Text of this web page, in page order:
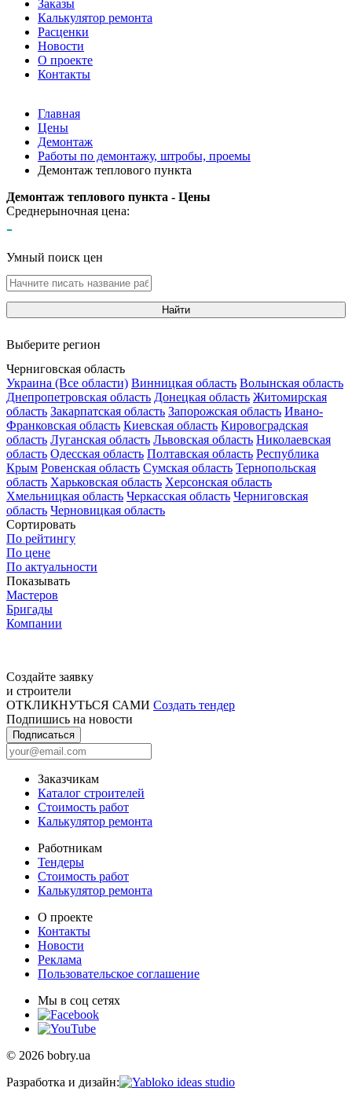
Заказы
Калькулятор ремонта
Расценки
Новости
О проекте
Контакты
Главная
Цены
Демонтаж
Работы по демонтажу, штробы, проемы
Демонтаж теплового пункта
Демонтаж теплового пункта - Цены
Среднерыночная цена:
-
Умный поиск цен
Найти
Выберите регион
Черниговская область
Украина (Все области) Винницкая область Волынская область
Днепропетровская область Донецкая область Житомирская
область Закарпатская область Запорожская область Ивано-
Франковская область Киевская область Кировоградская
область Луганская область Львовская область Николаевская
область Одесская область Полтавская область Республика
Крым Ровенская область Сумская область Тернопольская
область Харьковская область Херсонская область
Хмельницкая область Черкасская область Черниговская
область Черновицкая область
Сортировать
По рейтингу
По цене
По актуальности
Показывать
Мастеров
Бригады
Компании
Создайте заявку
и строители
ОТКЛИКНУТЬСЯ САМИ Создать тендер
Подпишись на новости
Подписаться
Заказчикам
Каталог строителей
Стоимость работ
Калькулятор ремонта
Работникам
Тендеры
Стоимость работ
Калькулятор ремонта
О проекте
Контакты
Новости
Реклама
Пользовательское соглашение
Мы в соц сетях
© 2026 bobry.ua
Разработка и дизайн: